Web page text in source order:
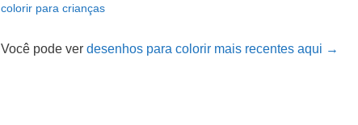
colorir para crianças
Você pode ver desenhos para colorir mais recentes aqui →